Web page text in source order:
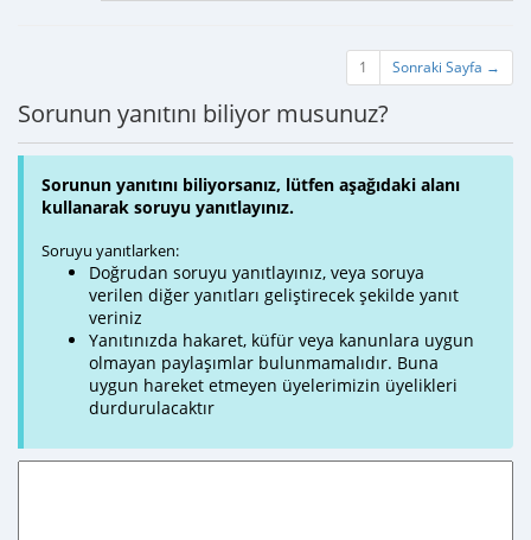
1 Sonraki Sayfa →
Sorunun yanıtını biliyor musunuz?
Sorunun yanıtını biliyorsanız, lütfen aşağıdaki alanı
kullanarak soruyu yanıtlayınız.
Soruyu yanıtlarken:
Doğrudan soruyu yanıtlayınız, veya soruya
verilen diğer yanıtları geliştirecek şekilde yanıt
veriniz
Yanıtınızda hakaret, küfür veya kanunlara uygun
olmayan paylaşımlar bulunmamalıdır. Buna
uygun hareket etmeyen üyelerimizin üyelikleri
durdurulacaktır